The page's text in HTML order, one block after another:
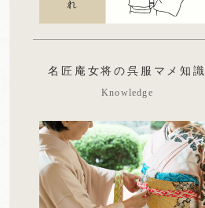
名匠庵女将の呉服マメ知識
Knowledge